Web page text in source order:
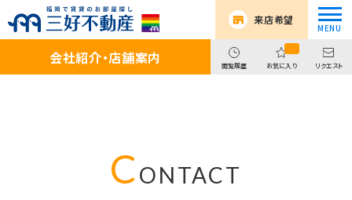
来店希望
会社紹介・店舗案内 閲覧履歴 お気に入り リクエスト